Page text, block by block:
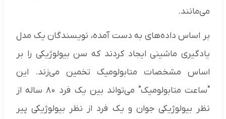
می‌مانند.
بر اساس داده‌های به دست آمده، نویسندگان یک مدل
یادگیری ماشینی ایجاد کردند که سن بیولوژیکی را بر
اساس مشخصات متابولومیک تخمین می‌زند. این
"ساعت متابولومیک" می‌تواند بین یک فرد ۸۰ ساله از
نظر بیولوژیکی جوان و یک فرد از نظر بیولوژیکی پیر